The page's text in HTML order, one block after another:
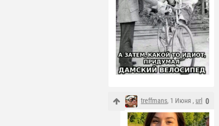
0
treffmans, 1 Июня , url